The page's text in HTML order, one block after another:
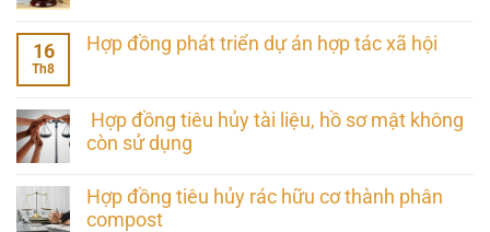
16
Th8
Hợp đồng phát triển dự án hợp tác xã hội
Hợp đồng tiêu hủy tài liệu, hồ sơ mật không
còn sử dụng
Hợp đồng tiêu hủy rác hữu cơ thành phân
compost